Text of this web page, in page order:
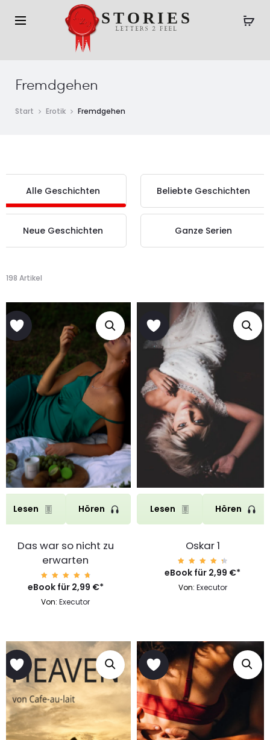
Fremdgehen
Start Erotik Fremdgehen
Alle Geschichten Beliebte Geschichten
Neue Geschichten Ganze Serien
198 Artikel
Lesen Hören
Das war so nicht zu
erwarten
Bewert
et mit
von 5
eBook für 2,99 €*
Von:Executor
Lesen Hören
Oskar 1
Bewert
et mit
von 5
eBook für 2,99 €*
Von: Executor